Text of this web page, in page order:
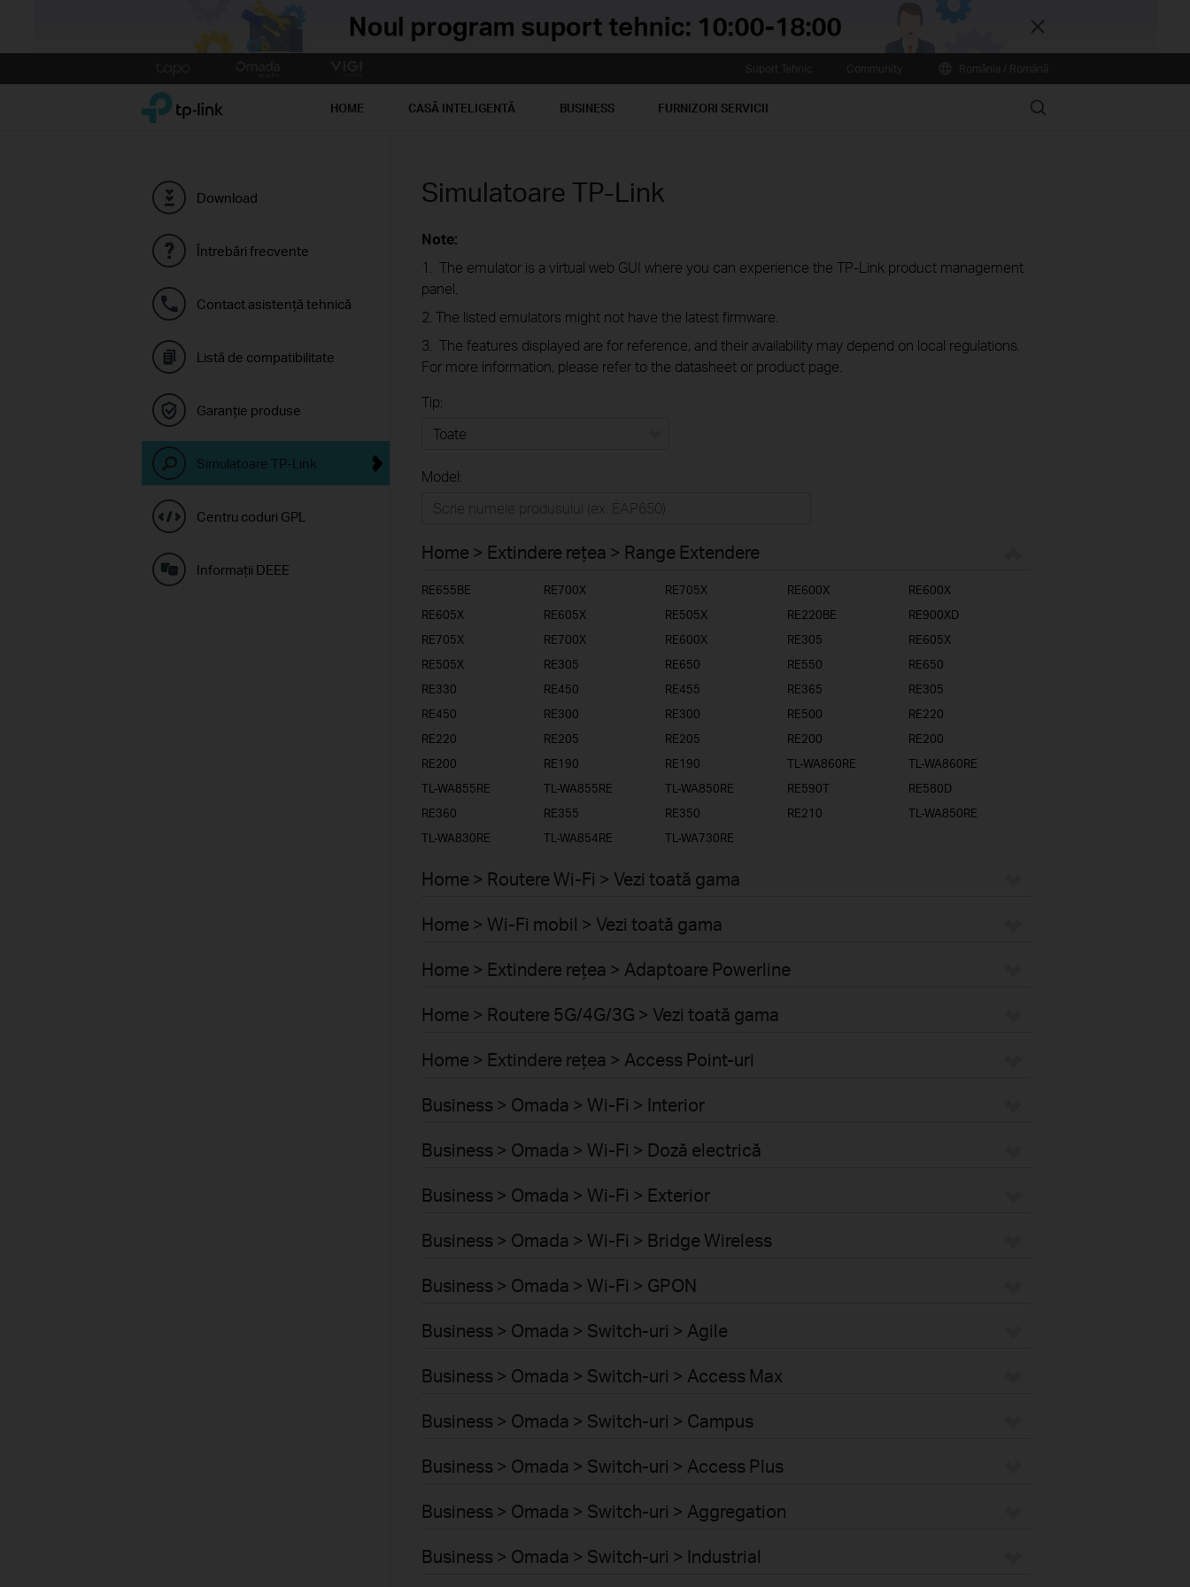
Close
to
TP-Link, Reliably Smart HOME CASĂ INTELIGENTĂ BUSINESS FURNIZORI SERVICII Search
Download
Întrebări frecvente
Contact asistenţă tehnică
Listă de compatibilitate
Garanție produse
Simulatoare TP-Link
Centru coduri GPL
Informaţii DEEE
Simulatoare TP-Link
Note:
1. The emulator is a virtual web GUI where you can experience the TP-Link product management
panel.
2. The listed emulators might not have the latest firmware.
3. The features displayed are for reference, and their availability may depend on local regulations.
For more information, please refer to the datasheet or product page.
Tip:
Business
Furnizori Servicii
Model:
Home > Extindere rețea > Range Extendere
RE655BE RE700X RE705X RE600X
RE600X
RE605X
RE605X RE505X RE220BE
RE900XD
RE705X
RE700X RE600X RE305
RE605X
RE505X
RE305 RE650 RE550
RE650
RE330
RE450 RE455 RE365
RE305
RE450
RE300 RE300 RE500
RE220
RE220
RE205 RE205 RE200
RE200
RE200
RE190 RE190 TL-WA860RE
TL-WA860RE
TL-WA855RE
TL-WA855RE TL-WA850RE RE590T
RE580D
RE360
RE355 RE350 RE210
TL-WA850RE
TL-WA830RE
TL-WA854RE TL-WA730RE
Home > Routere Wi-Fi > Vezi toată gama
Home > Wi-Fi mobil > Vezi toată gama
Home > Extindere rețea > Adaptoare Powerline
Home > Routere 5G/4G/3G > Vezi toată gama
Home > Extindere rețea > Access Point-uri
Business > Omada > Wi-Fi > Interior
Business > Omada > Wi-Fi > Doză electrică
Business > Omada > Wi-Fi > Exterior
Business > Omada > Wi-Fi > Bridge Wireless
Business > Omada > Wi-Fi > GPON
Business > Omada > Switch-uri > Agile
Business > Omada > Switch-uri > Access Max
Business > Omada > Switch-uri > Campus
Business > Omada > Switch-uri > Access Plus
Business > Omada > Switch-uri > Aggregation
Business > Omada > Switch-uri > Industrial